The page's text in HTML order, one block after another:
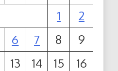
1
2
6 7 8
9
13 14 15
16